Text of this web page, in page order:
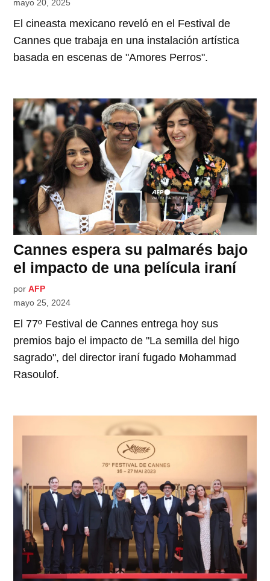
mayo 20, 2025
El cineasta mexicano reveló en el Festival de
Cannes que trabaja en una instalación artística
basada en escenas de "Amores Perros".
Cannes espera su palmarés bajo
el impacto de una película iraní
por AFP
mayo 25, 2024
El 77º Festival de Cannes entrega hoy sus
premios bajo el impacto de "La semilla del higo
sagrado", del director iraní fugado Mohammad
Rasoulof.